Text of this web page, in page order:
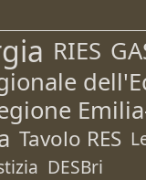
RIES
Tavolo RES
DESBri